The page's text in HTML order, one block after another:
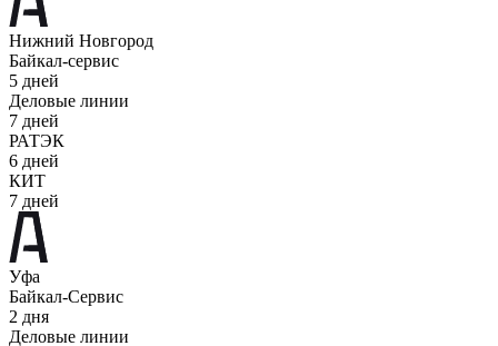
Нижний Новгород
Байкал-сервис
5 дней
Деловые линии
7 дней
РАТЭК
6 дней
КИТ
7 дней
Уфа
Байкал-Сервис
2 дня
Деловые линии